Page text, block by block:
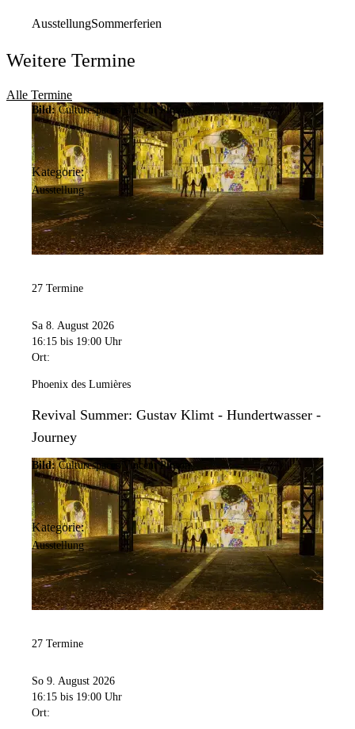
AusstellungSommerferien
Weitere Termine
Alle Termine
Bild: Culturespaces/Vincent Pinson
Kategorie:
Ausstellung
27 Termine
Sa 8. August 2026
16:15 bis 19:00 Uhr
Ort:
Phoenix des Lumières
Revival Summer: Gustav Klimt - Hundertwasser -
Journey
Bild: Culturespaces/Vincent Pinson
Kategorie:
Ausstellung
27 Termine
So 9. August 2026
16:15 bis 19:00 Uhr
Ort: